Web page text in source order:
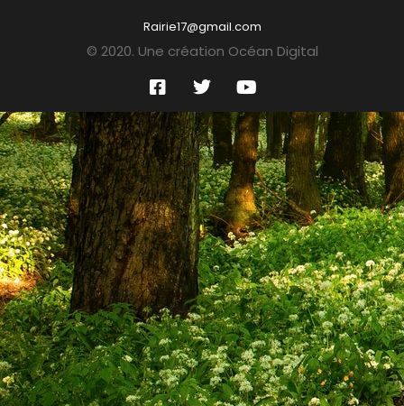
Rairie17@gmail.com
© 2020. Une création Océan Digital